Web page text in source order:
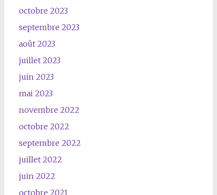
octobre 2023
septembre 2023
août 2023
juillet 2023
juin 2023
mai 2023
novembre 2022
octobre 2022
septembre 2022
juillet 2022
juin 2022
octobre 2021